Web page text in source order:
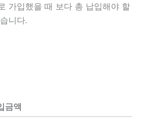
가입했을 때 보다 총 납입해야 할
니다.
금액